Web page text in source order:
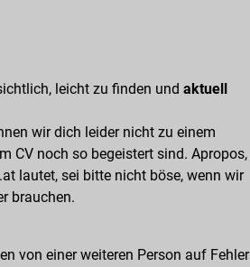
leicht zu finden und aktuell
wir dich leider nicht zu einem
CV noch so begeistert sind. Apropos,
lautet, sei bitte nicht böse, wenn wir
brauchen.
von einer weiteren Person auf Fehler